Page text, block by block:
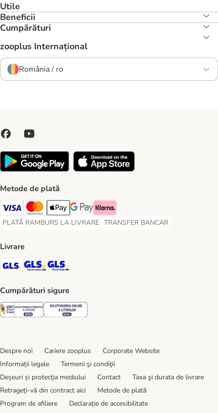
Utile
Beneficii
Cumpărături
zooplus Internațional
România / ro
Metode de plată
Visa Payment Method
Master Card Payment Method
Apple Pay Payment Method
Google Pay Payment Method
Klarna Payment Method
PLATĂ RAMBURS LA LIVRARE
PLATĂ RAMBURS LA LIVRARE Payment Method
TRANSFER BANCAR
TRANSFER BANCAR Payment
Livrare
GLS Shipping Method
GLS Locker Shipping Method
Cumpărături sigure
Security Security
Despre noi Cariere zooplus
Corporate Website
Informații legale
Termeni şi condiţii
Deșeuri și protecția mediului
Contact
Taxa şi durata de livrare
Retrageți-vă din contract aici
Metode de plată
Program de afiliere
Declarație de accesibilitate